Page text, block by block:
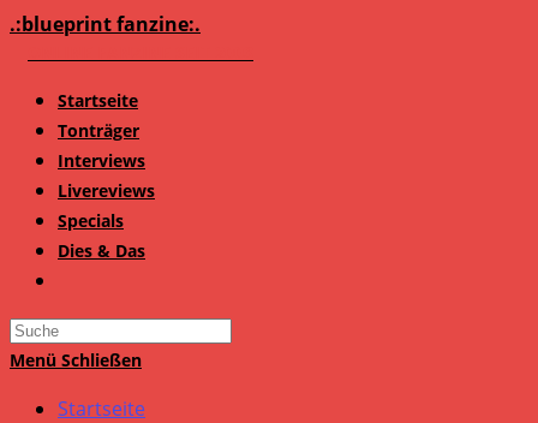
Zum
.:blueprint fanzine:.
Startseite
Tonträger
Interviews
Livereviews
Specials
Dies & Das
Search
this
Menü Schließen
Startseite